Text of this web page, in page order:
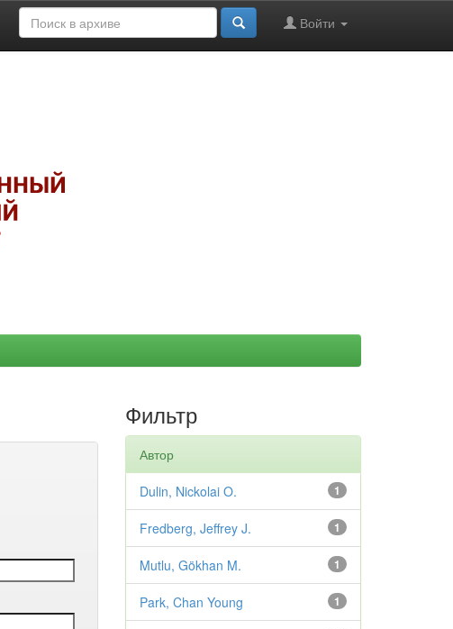
Войти
Фильтр
Автор
1
Dulin, Nickolai O.
1
Fredberg, Jeffrey J.
1
Mutlu, Gökhan M.
1
Park, Chan Young